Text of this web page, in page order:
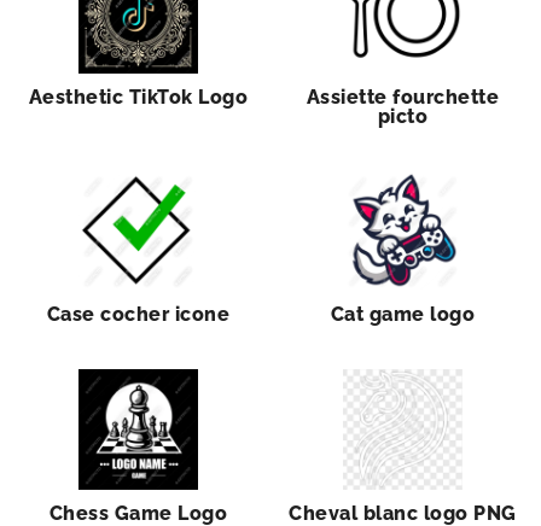
Aesthetic TikTok Logo
Assiette fourchette
picto
Case cocher icone Cat game logo
Chess Game Logo Cheval blanc logo PNG